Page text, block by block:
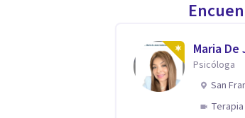
Maria
Psicóloga
San